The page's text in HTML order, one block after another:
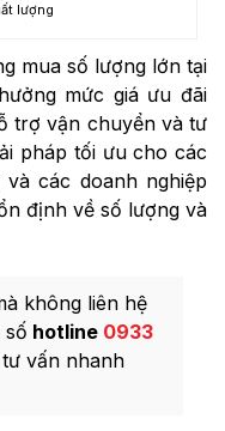
lượng
mua số lượng lớn tại
mức giá ưu đãi
trợ vận chuyển và tư
pháp tối ưu cho các
các doanh nghiệp
định về số lượng và
không liên hệ
số hotline 0933
vấn nhanh